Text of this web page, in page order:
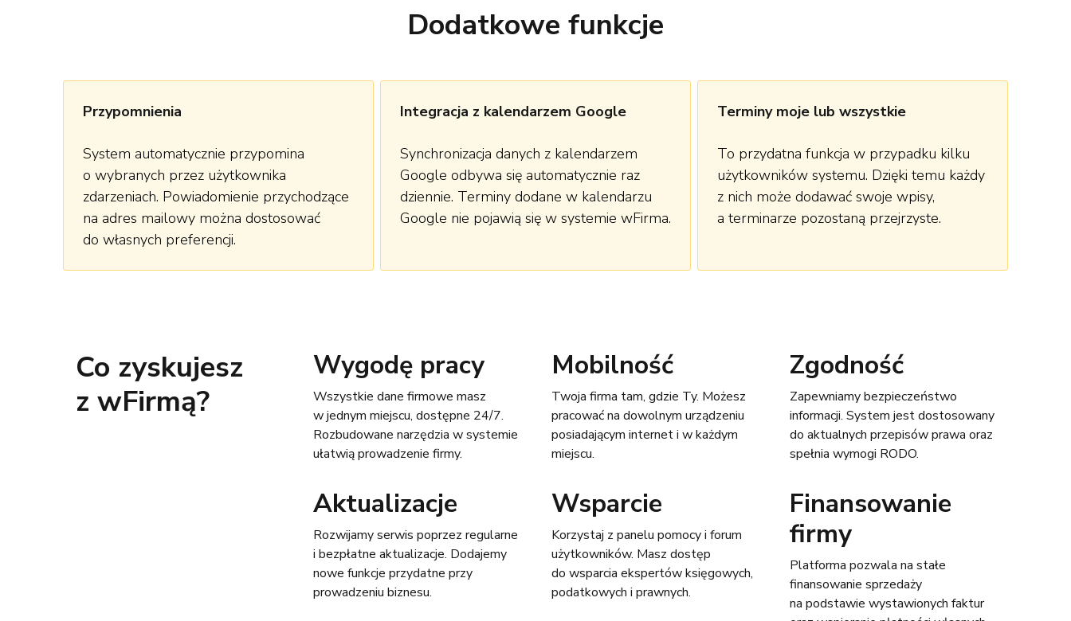
Dodatkowe funkcje
Przypomnienia
System automatycznie przypomina
o wybranych przez użytkownika
zdarzeniach. Powiadomienie przychodzące
na adres mailowy można dostosować
do własnych preferencji.
Integracja z kalendarzem Google
Synchronizacja danych z kalendarzem
Google odbywa się automatycznie raz
dziennie. Terminy dodane w kalendarzu
Google nie pojawią się w systemie wFirma.
Terminy moje lub wszystkie
To przydatna funkcja w przypadku kilku
użytkowników systemu. Dzięki temu każdy
z nich może dodawać swoje wpisy,
a terminarze pozostaną przejrzyste.
Co zyskujesz
z wFirmą?
Wygodę pracy
Wszystkie dane firmowe masz
w jednym miejscu, dostępne 24/7.
Rozbudowane narzędzia w systemie
ułatwią prowadzenie firmy.
Mobilność
Twoja firma tam, gdzie Ty. Możesz
pracować na dowolnym urządzeniu
posiadającym internet i w każdym
miejscu.
Zgodność
Zapewniamy bezpieczeństwo
informacji. System jest dostosowany
do aktualnych przepisów prawa oraz
spełnia wymogi RODO.
Aktualizacje
Rozwijamy serwis poprzez regularne
i bezpłatne aktualizacje. Dodajemy
nowe funkcje przydatne przy
prowadzeniu biznesu.
Wsparcie
Korzystaj z panelu pomocy i forum
użytkowników. Masz dostęp
do wsparcia ekspertów księgowych,
podatkowych i prawnych.
Finansowanie
firmy
Platforma pozwala na stałe
finansowanie sprzedaży
na podstawie wystawionych faktur